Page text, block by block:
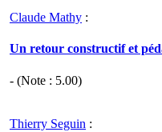
Claude Mathy :
Un retour constructif et
- (Note : 5.00)
Thierry Seguin :